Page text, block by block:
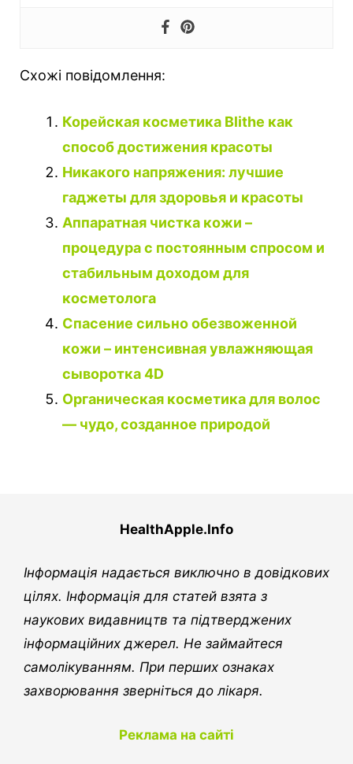
Схожі повідомлення:
Корейская косметика Blithe как
способ достижения красоты
Никакого напряжения: лучшие
гаджеты для здоровья и красоты
Аппаратная чистка кожи –
процедура с постоянным спросом и
стабильным доходом для
косметолога
Спасение сильно обезвоженной
кожи – интенсивная увлажняющая
сыворотка 4D
Органическая косметика для волос
— чудо, созданное природой
HealthApple.Info
Інформація надається виключно в довідкових
цілях. Інформація для статей взята з
наукових видавництв та підтверджених
інформаційних джерел. Не займайтеся
самолікуванням. При перших ознаках
захворювання зверніться до лікаря.
Реклама на сайті